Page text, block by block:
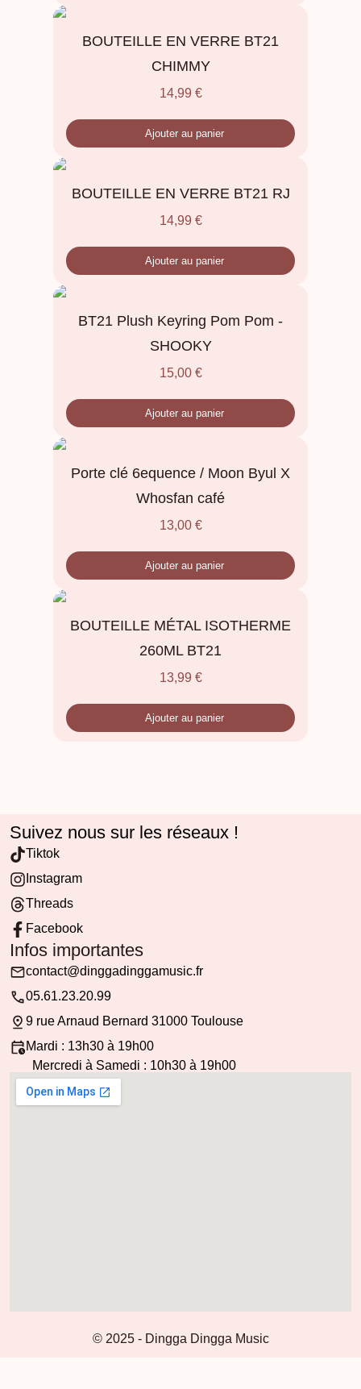
BOUTEILLE EN VERRE BT21
CHIMMY
14,99 €
Ajouter au panier
BOUTEILLE EN VERRE BT21 RJ
14,99 €
Ajouter au panier
BT21 Plush Keyring Pom Pom -
SHOOKY
15,00 €
Ajouter au panier
Porte clé 6equence / Moon Byul X
Whosfan café
13,00 €
Ajouter au panier
BOUTEILLE MÉTAL ISOTHERME
260ML BT21
13,99 €
Ajouter au panier
Suivez nous sur les réseaux !
Tiktok
Instagram
Threads
Facebook
Infos importantes
contact@dinggadinggamusic.fr
05.61.23.20.99
9 rue Arnaud Bernard 31000 Toulouse
Mardi : 13h30 à 19h00
Mercredi à Samedi : 10h30 à 19h00
© 2025 - Dingga Dingga Music